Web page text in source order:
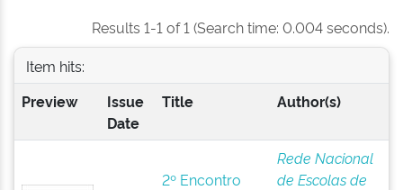
Results 1-1 of 1 (Search time: 0.004 seconds).
Item hits:
Preview
Issue
Date
Title Author(s)
2º Encontro
Rede Nacional
de Escolas de